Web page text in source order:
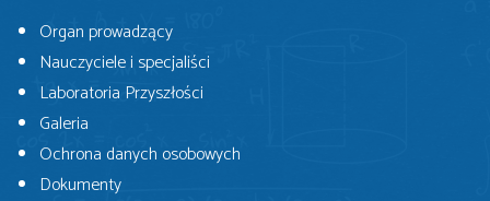
Organ prowadzący
Nauczyciele i specjaliści
Laboratoria Przyszłości
Galeria
Ochrona danych osobowych
Dokumenty